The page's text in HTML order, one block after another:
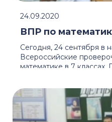
Сегодня, 24 сентября в
Всероссийские
математике в 7
ВПР по
24.09.2020